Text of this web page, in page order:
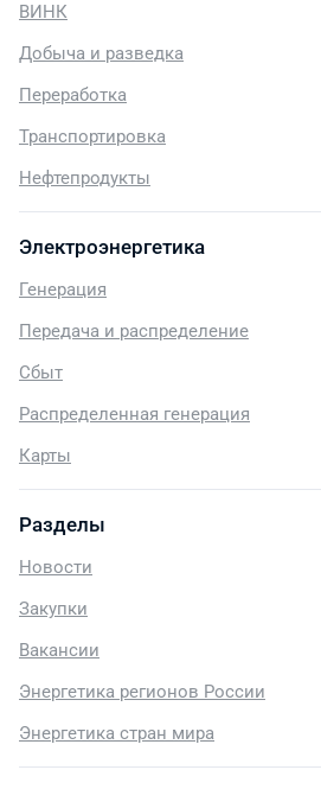
ВИНК
Добыча и разведка
Переработка
Транспортировка
Нефтепродукты
Электроэнергетика
Генерация
Передача и распределение
Сбыт
Распределенная генерация
Карты
Разделы
Новости
Закупки
Вакансии
Энергетика регионов России
Энергетика стран мира